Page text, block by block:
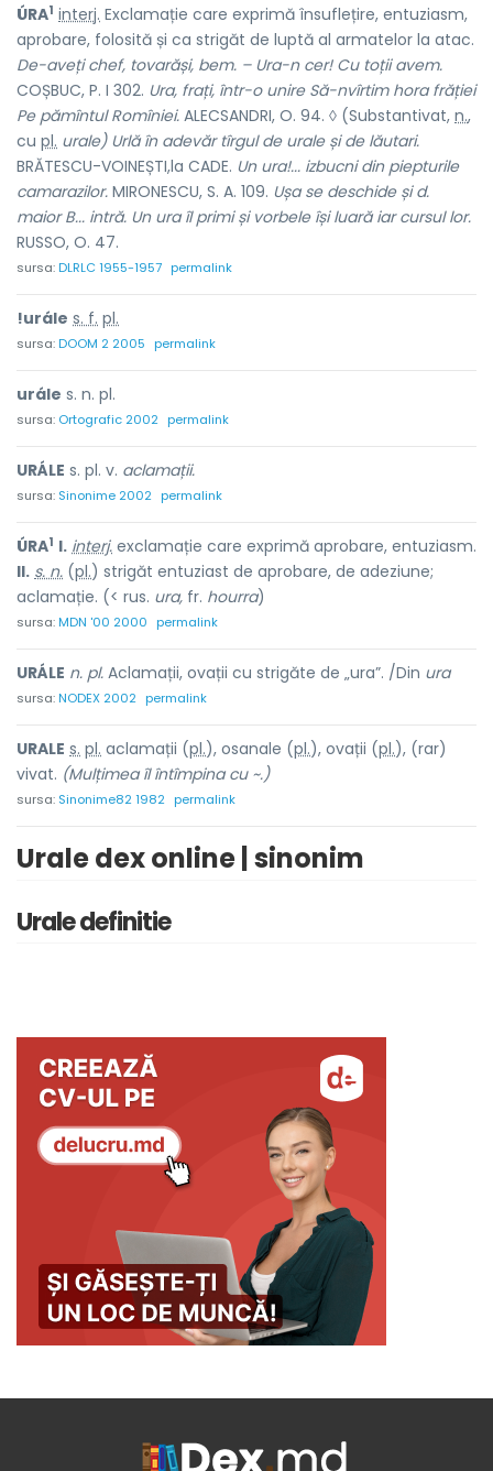
ÚRA1 interj. Exclamație care exprimă însuflețire, entuziasm,
aprobare, folosită și ca strigăt de luptă al armatelor la atac.
De-aveți chef, tovarăși, bem. – Ura-n cer! Cu toții avem.
COȘBUC, P. I 302. Ura, frați, într-o unire Să-nvîrtim hora frăției
Pe pămîntul Romîniei. ALECSANDRI, O. 94. ◊ (Substantivat, n.,
cu pl. urale) Urlă în adevăr tîrgul de urale și de lăutari.
BRĂTESCU-VOINEȘTI,la CADE. Un ura!... izbucni din piepturile
camarazilor. MIRONESCU, S. A. 109. Ușa se deschide și d.
maior B... intră. Un ura îl primi și vorbele își luară iar cursul lor.
RUSSO, O. 47.
sursa:DLRLC 1955-1957 permalink
!urále s. f. pl.
sursa:DOOM 2 2005 permalink
urále s. n. pl.
sursa: Ortografic 2002 permalink
URÁLE s. pl. v. aclamații.
sursa: Sinonime 2002 permalink
ÚRA1 I. interj. exclamație care exprimă aprobare, entuziasm.
II. s. n. (pl.) strigăt entuziast de aprobare, de adeziune;
aclamație. (< rus. ura, fr. hourra)
sursa:MDN '00 2000 permalink
URÁLE n. pl. Aclamații, ovații cu strigăte de „ura”. /Din ura
sursa:NODEX 2002 permalink
URALE s. pl. aclamații (pl.), osanale (pl.), ovații (pl.), (rar)
vivat. (Mulțimea îl întîmpina cu ~.)
sursa: Sinonime82 1982 permalink
Urale dex online | sinonim
Urale definitie